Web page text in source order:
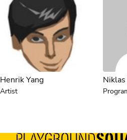
Henrik Yang
Artist